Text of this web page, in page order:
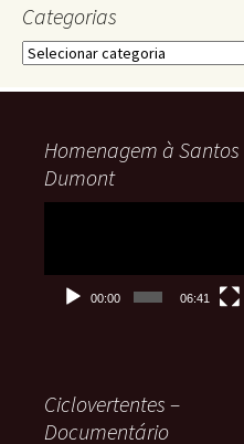
Categorias
Categorias
Homenagem à Santos
Dumont
00:00 06:41
Ciclovertentes –
Documentário